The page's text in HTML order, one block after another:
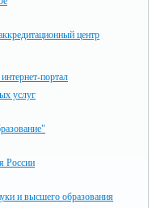
центр
портал
услуг
России
и высшего образования